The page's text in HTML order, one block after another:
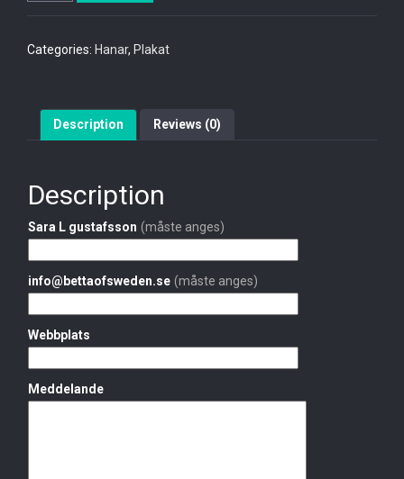
Categories: Hanar, Plakat
Description Reviews (0)
Description
Sara L gustafsson (måste anges)
info@bettaofsweden.se (måste anges)
Webbplats
Meddelande